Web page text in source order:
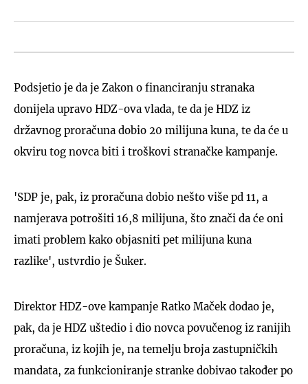
Podsjetio je da je Zakon o financiranju stranaka
donijela upravo HDZ-ova vlada, te da je HDZ iz
državnog proračuna dobio 20 milijuna kuna, te da će u
okviru tog novca biti i troškovi stranačke kampanje.
'SDP je, pak, iz proračuna dobio nešto više pd 11, a
namjerava potrošiti 16,8 milijuna, što znači da će oni
imati problem kako objasniti pet milijuna kuna
razlike', ustvrdio je Šuker.
Direktor HDZ-ove kampanje Ratko Maček dodao je,
pak, da je HDZ uštedio i dio novca povučenog iz ranijih
proračuna, iz kojih je, na temelju broja zastupničkih
mandata, za funkcioniranje stranke dobivao također po